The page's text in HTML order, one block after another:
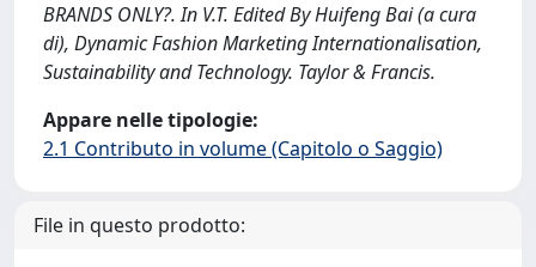
BRANDS ONLY?. In V.T. Edited By Huifeng Bai (a cura
di), Dynamic Fashion Marketing Internationalisation,
Sustainability and Technology. Taylor & Francis.
Appare nelle tipologie:
2.1 Contributo in volume (Capitolo o Saggio)
File in questo prodotto: